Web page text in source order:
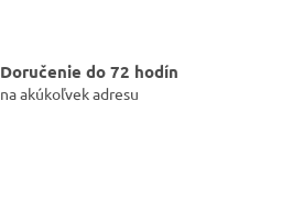
Doručenie do 72 hodín
na akúkoľvek adresu